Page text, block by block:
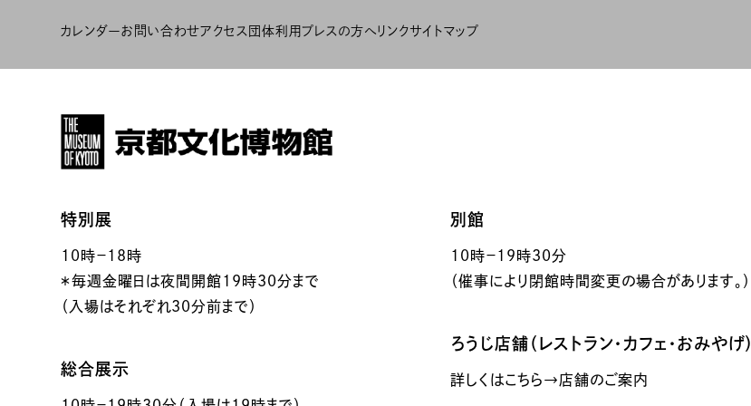
カレンダーお問い合わせアクセス 団体利用 プレスの方へリンクサイトマップ
特別展
10時－18時
＊毎週金曜日は夜間開館19時30分まで
（入場はそれぞれ30分前まで）
総合展示
別館
10時－19時30分
（催事により閉館時間変更の場合があります。）
ろうじ店舗（レストラン・カフェ・おみやげ）
詳しくはこちら→店舗のご案内